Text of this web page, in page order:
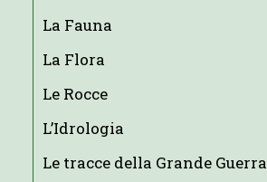
La Fauna
La Flora
Le Rocce
L’Idrologia
Le tracce della Grande Guerra